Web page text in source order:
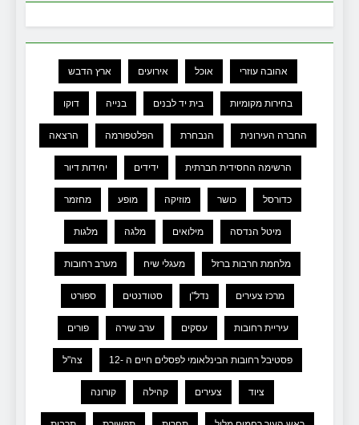
אהובה עוזרי אוכל אירועים ארץ הדבש
בחירות מקומיות בית יד לבנים בנייה דוקו
החברה העירונית הנבחרת הפלטפורמה הרצאה
הרשימה החסידית חברתית ידידים יחידות דיור
כדורסל כושר מוזיקה מופע מחזמר
מיטל הנדסה מילואים מלגה מלגות
מלחמת חרבות ברזל מעגלי שיח מערב רחובות
מרכז צעירים נדל"ן סטודנטים ספורט
עיריית רחובות עסקים ערב שירה פורים
פסטיבל רחובות הבינלאומי לפסלים חיים ה -12 צה"ל
ציוד צעירים קהילה קורונה